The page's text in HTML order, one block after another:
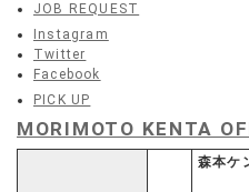
JOB REQUEST
Instagram
Twitter
Facebook
PICK UP
MORIMOTO KENTA
森本ケ